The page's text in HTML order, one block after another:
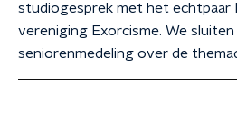
studiogesprek met het echtpaar
vereniging Exorcisme. We
seniorenmedeling over de